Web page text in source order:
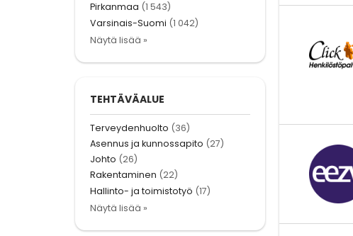
Pirkanmaa (1 543)
Varsinais-Suomi (1 042)
Näytä lisää »
TEHTÄVÄALUE
Terveydenhuolto (36)
Asennus ja kunnossapito (27)
Johto (26)
Rakentaminen (22)
Hallinto- ja toimistotyö (17)
Näytä lisää »